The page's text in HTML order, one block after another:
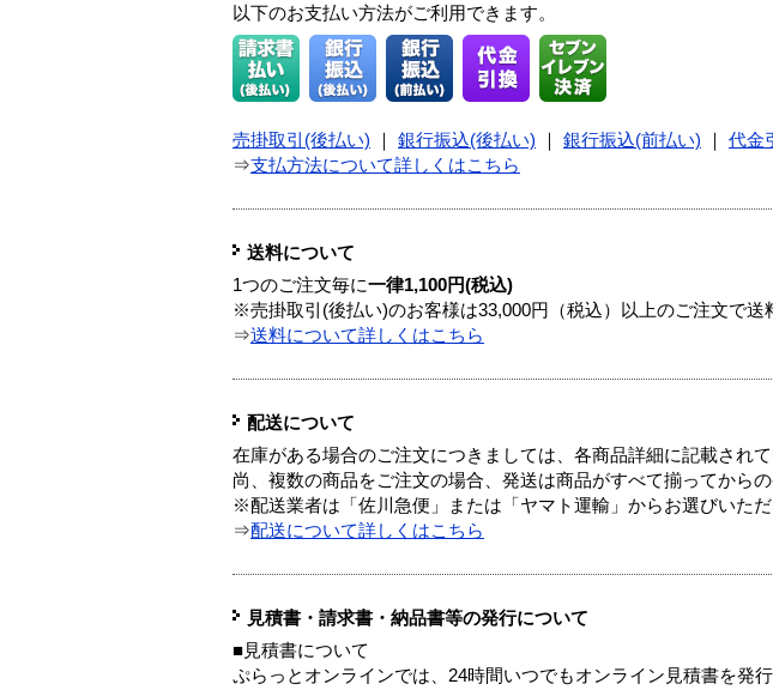
以下のお支払い方法がご利用できます。
売掛取引(後払い) 銀行振込(後払い) 銀行振込(前払い) 代金
⇒支払方法について詳しくはこちら
送料について
1つのご注文毎に一律1,100円(税込)
※売掛取引(後払い)のお客様は33,000円（税込）以上のご注文で送
⇒送料について詳しくはこちら
配送について
在庫がある場合のご注文につきましては、各商品詳細に記載され
尚、複数の商品をご注文の場合、発送は商品がすべて揃ってからの
※配送業者は「佐川急便」または「ヤマト運輸」からお選びいた
⇒配送について詳しくはこちら
見積書・請求書・納品書等の発行について
■見積書について
ぷらっとオンラインでは、24時間いつでもオンライン見積書を発